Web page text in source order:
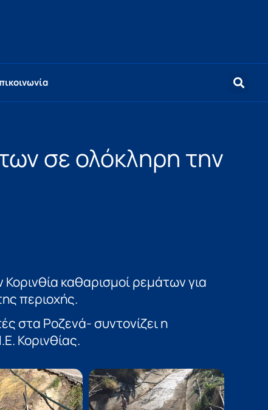
σε ολόκληρη την
Κορινθία καθαρισμοί ρεμάτων για
περιοχής.
στα Ροζενά- συντονίζει η
Κορινθίας.